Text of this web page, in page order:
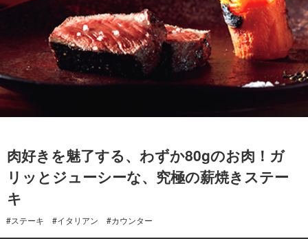
肉好きを魅了する、わずか80gのお肉！ガ
リッとジューシーな、究極の薪焼きステー
キ
#ステーキ #イタリアン #カウンター